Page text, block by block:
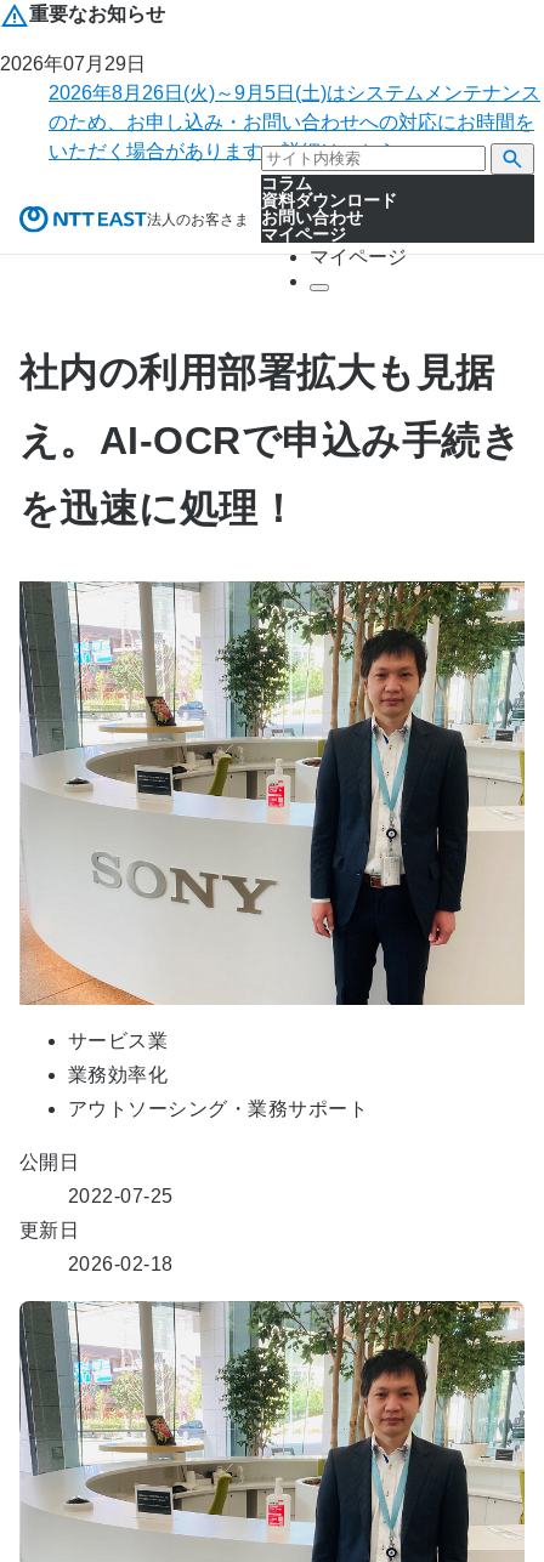
重要なお知らせ
2026年07月29日
2026年8月26日(火)～9月5日(土)はシステムメンテナンス
のため、お申し込み・お問い合わせへの対応にお時間を
いただく場合があります。詳細はこちら。
法人のお客さま
コラム
資料ダウンロード
お問い合わせ
マイページ
マイページ
社内の利用部署拡大も見据
え。AI-OCRで申込み手続き
を迅速に処理！
サービス業
業務効率化
アウトソーシング・業務サポート
公開日
2022-07-25
更新日
2026-02-18